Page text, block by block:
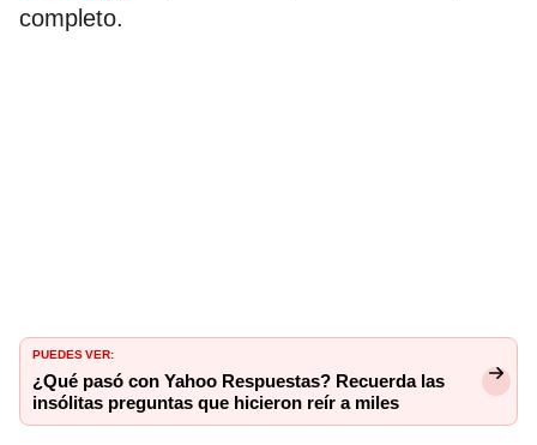
completo.
PUEDES VER:
¿Qué pasó con Yahoo Respuestas? Recuerda las
insólitas preguntas que hicieron reír a miles